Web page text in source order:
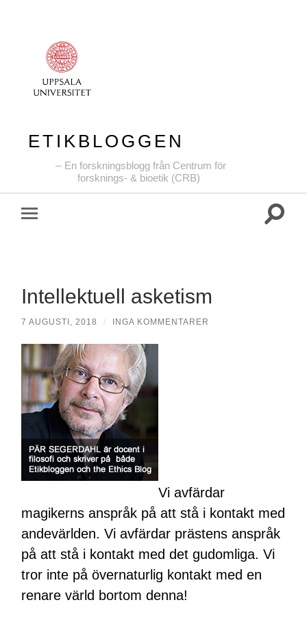
ETIKBLOGGEN
En forskningsblogg från Centrum för
forsknings- & bioetik (CRB)
Slå
Intellektuell asketism
7 AUGUSTI, 2018 / INGA KOMMENTARER
Vi avfärdar
magikerns anspråk på att stå i kontakt med
andevärlden. Vi avfärdar prästens anspråk
på att stå i kontakt med det gudomliga. Vi
tror inte på övernaturlig kontakt med en
renare värld bortom denna!